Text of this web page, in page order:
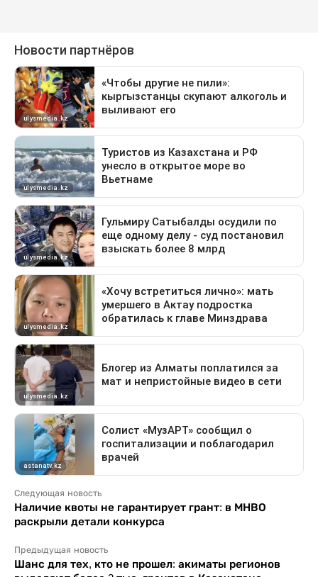
Следующая новость
Наличие квоты не гарантирует грант: в МНВО
раскрыли детали конкурса
Предыдущая новость
Шанс для тех, кто не прошел: акиматы регионов